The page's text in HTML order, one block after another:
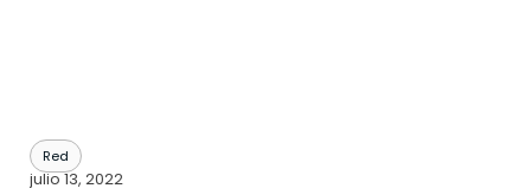
Red
julio 13, 2022